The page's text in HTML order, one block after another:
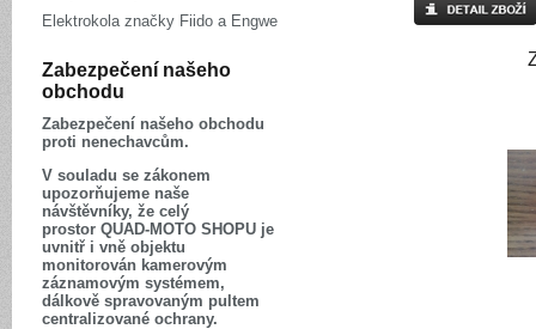
Elektrokola značky Fiido a Engwe
Zabezpečení našeho
obchodu
Zabezpečení našeho obchodu
proti nenechavcům.
V souladu se zákonem
upozorňujeme naše
návštěvníky, že celý
prostor QUAD-MOTO SHOPU je
uvnitř i vně objektu
monitorován kamerovým
záznamovým systémem,
dálkově spravovaným pultem
centralizované ochrany.